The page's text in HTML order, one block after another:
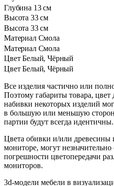
Глубина 13 см
Высота 33 см
Высота 33 см
Материал Смола
Материал Смола
Цвет Белый, Чёрный
Цвет Белый, Чёрный
Все изделия частично или
Поэтому габариты товара,
набивки некоторых изделий
в большую или меньшую
партии будут всегда идентичны.
Цвета обивки и/или древесины
мониторе, могут незначительно
погрешности цветопередачи
мониторов.
3d-модели мебели в